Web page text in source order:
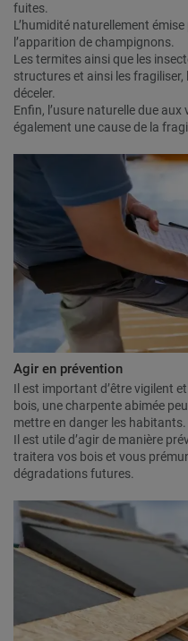
fuites.
L’humidité naturellement
l’apparition de champignons.
Les termites ainsi que les
structures et ainsi les
déceler.
Enfin, l’usure naturelle due
également une cause de la
Agir en prévention
Il est important d’être vigilent
bois, une charpente abimée
mettre en danger les habitants.
Il est utile d’agir de manière
traitera vos bois et vous
dégradations futures.